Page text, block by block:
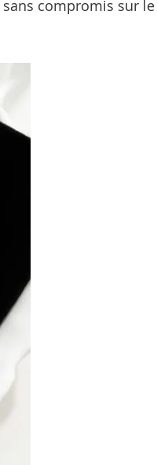
compromis sur